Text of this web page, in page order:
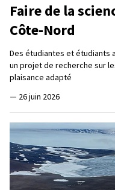
Faire de la
Côte-Nord
Des étudiantes et étudiants
un projet de recherche sur
plaisance adapté
— 26 juin 2026